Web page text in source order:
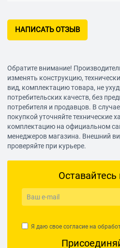
НАПИСАТЬ ОТЗЫВ
Обратите внимание!
изменять конструкцию,
вид, комплектацию товара, не
потребительских качеств, без
потребителя и продавцов. В
покупкой уточняйте технические
комплектацию на официальном
менеджеров магазина. Внешний
проверяйте при курьере.
Оставайтесь
Я даю свое согласие на